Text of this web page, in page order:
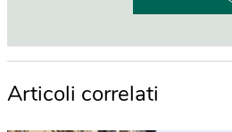
Articoli correlati